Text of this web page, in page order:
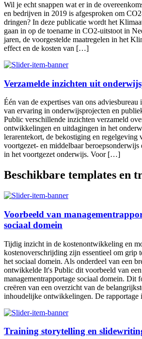
Wil je echt snappen wat er in de
en bedrijven in 2019 is afgesproken om
dringen? In deze publicatie wordt het
gaan in op de toename in CO2-uitstoot in
jaren, de voorgestelde maatregelen in het
effect en de kosten van […]
Verzamelde inzichten uit
Één van de expertises van ons
van ervaring in onderwijsprojecten en
Public verschillende inzichten verzameld
ontwikkelingen en uitdagingen in het
lerarentekort, de bekostiging en regelgeving
voortgezet- en middelbaar
in het voortgezet onderwijs. Voor […]
Beschikbare templates en
Voorbeeld van
sociaal domein
Tijdig inzicht in de kostenontwikkeling en
kostenoverschrijding zijn essentieel om grip
het sociaal domein. Als onderdeel van een
ontwikkelde It's Public dit voorbeeld van een
managementrapportage sociaal domein. Dit
creëren van een overzicht van de
inhoudelijke ontwikkelingen. De
Training storytelling en